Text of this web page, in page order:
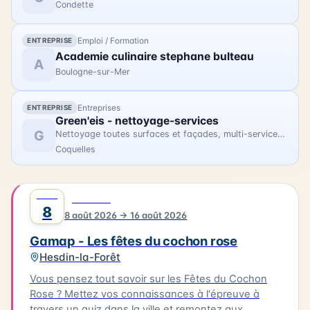
Condette
ENTREPRISE Emploi / Formation
A Academie culinaire stephane bulteau
Boulogne-sur-Mer
ENTREPRISE Entreprises
G
Green'eis - nettoyage-services
Nettoyage toutes surfaces et façades, multi-services, fin de chantier
Coquelles
8 8 août 2026 → 16 août 2026
Gamap - Les fêtes du cochon rose
Hesdin-la-Forêt
Vous pensez tout savoir sur les Fêtes du Cochon
Rose ? Mettez vos connaissances à l'épreuve à